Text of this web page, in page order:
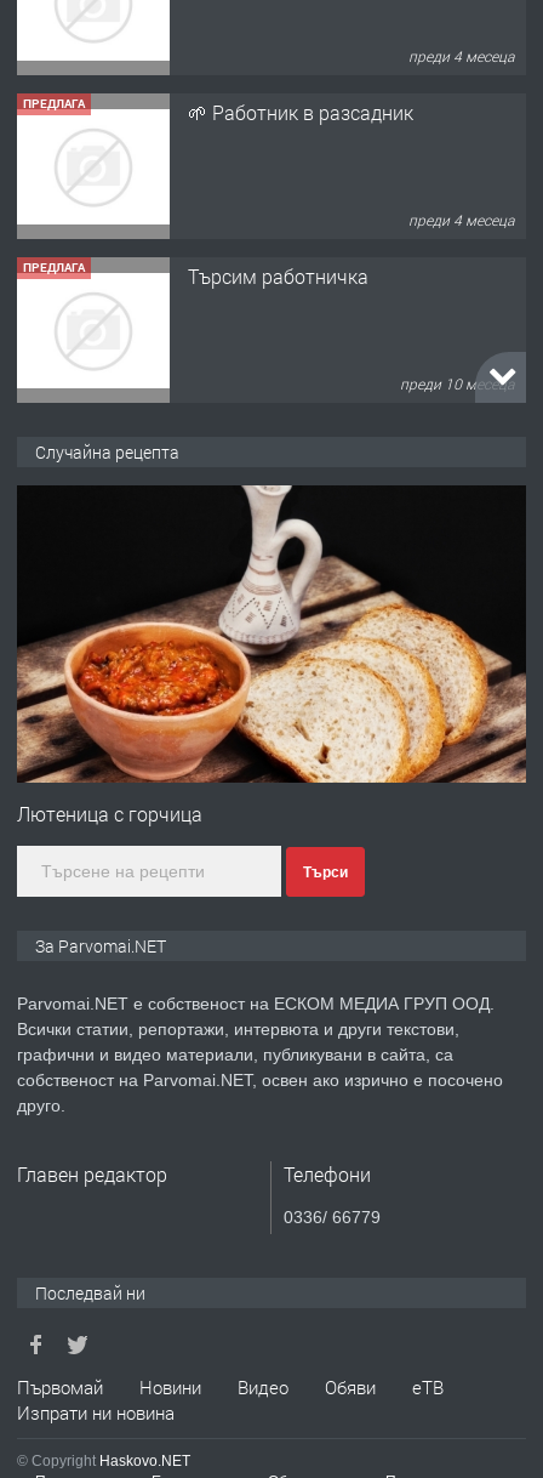
преди 4 месеца
ПРЕДЛАГА 🌱 Работник в разсадник
преди 4 месеца
ПРЕДЛАГА Търсим работничка
преди 10 месеца
Работа за общи работници
преди 1 година
ПРЕДЛАГА
Първи поход "По стъпките на Ангел
преди 1 година
ПРЕДЛАГА Уроци по Математика
ТЪРСИ
Случайна рецепта
Лютеница с горчица
Търси
За Parvomai.NET
Parvomai.NET е собственост на ЕСКОМ МЕДИА ГРУП ООД.
Всички статии, репортажи, интервюта и други текстови,
графични и видео материали, публикувани в сайта, са
собственост на Parvomai.NET, освен ако изрично е посочено
друго.
Главен редактор Телефони
0336/ 66779
Последвай ни
Първомай Новини Видео Обяви
еТВ
Изпрати ни новина
© Copyright Haskovo.NET